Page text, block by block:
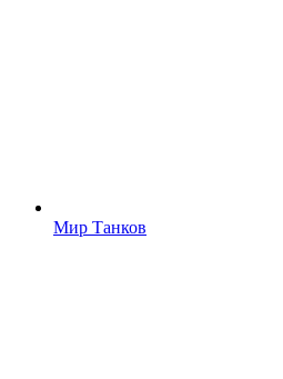
Мир Танков